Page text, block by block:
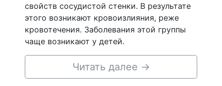
свойств сосудистой стенки. В результате
этого возникают кровоизлияния, реже
кровотечения. Заболевания этой группы
чаще возникают у детей.
Читать далее →